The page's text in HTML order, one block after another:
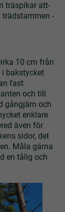
träspikar­ att­
trädstammen
10 cm från
bakstycket
fast
och till
gångjärn och
enklare
även för
sidor, det
Måla gärna
en tålig och